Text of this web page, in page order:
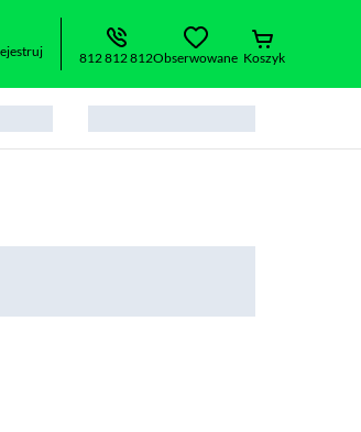
812 812 812Obserwowane Koszyk